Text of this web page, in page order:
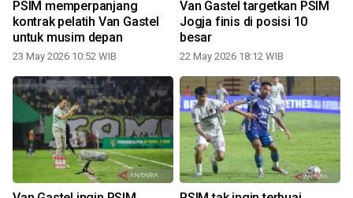
PSIM memperpanjang
kontrak pelatih Van Gastel
untuk musim depan
23 May 2026 10:52 WIB
Van Gastel targetkan PSIM
Jogja finis di posisi 10
besar
22 May 2026 18:12 WIB